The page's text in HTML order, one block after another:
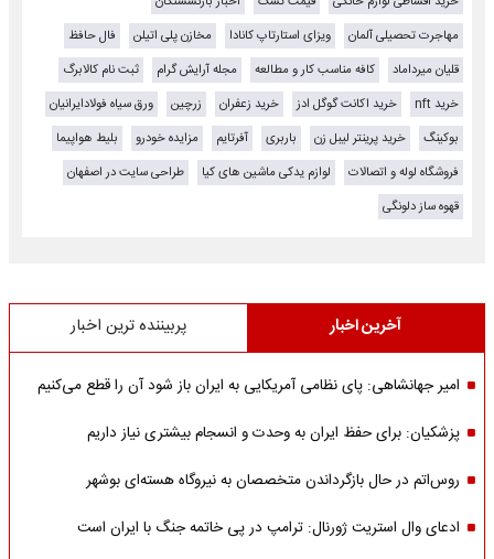
مهاجرت تحصیلی آلمان
ویزای استارتاپ کانادا مخازن پلی اتیلن
فال حافظ
قلیان میرداماد
کافه مناسب کار و مطالعه مجله آرایش گرام
ثبت نام کالابرگ
خرید nft
خرید اکانت گوگل ادز خرید زعفران زرچین
ورق سیاه فولادایرانیان
بوکینگ
خرید پرینتر لیبل زن باربری آفرتایم مزایده خودرو
بلیط هواپیما
فروشگاه لوله و اتصالات
لوازم یدکی ماشین های کیا
طراحی سایت در اصفهان
قهوه ساز دلونگی
آخرین اخبار پربیننده ترین اخبار
امیر جهانشاهی: پای نظامی آمریکایی به ایران باز شود آن را قطع می‌کنیم
پزشکیان: برای حفظ ایران به وحدت و انسجام بیشتری نیاز داریم
روس‌اتم در حال بازگرداندن متخصصان به نیروگاه هسته‌ای بوشهر
ادعای وال استریت ژورنال: ترامپ در پی خاتمه جنگ با ایران است